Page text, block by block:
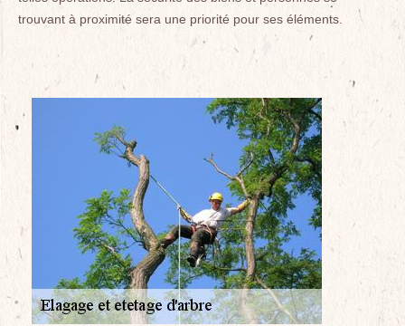
trouvant à proximité sera une priorité pour ses éléments.